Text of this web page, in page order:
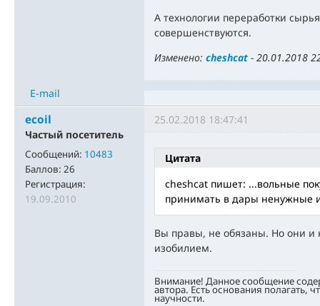
А технологии переработки
совершенствуются.
Изменено: cheshcat - 20.01.2018
E-mail
ecoil
Частый посетитель
Сообщений: 10483
Баллов: 26
Регистрация:
19.09.2010
25.02.2018 18:47:41
Цитата
cheshcat пишет: ...вольные
принимать в дары ненужные
Вы правы, не обязаны. Но они и
изобилием.
Внимание! Данное сообщение
автора. Есть основания полагать,
научности.